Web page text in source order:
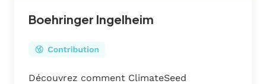
Boehringer Ingelheim
Découvrez comment ClimateSeed